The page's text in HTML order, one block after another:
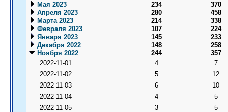
Мая 2023
234
370
Апреля 2023
280
458
Марта 2023
214
338
Февраля 2023
107
224
Января 2023
145
233
Декабря 2022
148
258
Ноября 2022
244
357
2022-11-01
4
7
2022-11-02
5
12
2022-11-03
6
10
2022-11-04
4
5
2022-11-05
3
5